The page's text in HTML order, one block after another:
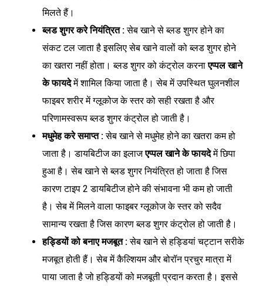
मिलते हैं।
ब्लड शुगर करे नियंत्रित :सेब खाने से ब्लड शुगर होने का
संकट टल जाता है इसलिए सेब खाने वालों को ब्लड शुगर होने
का खतरा नहीं होता। ब्लड शुगर को कंट्रोल करनाएप्पल खाने
के फायदेमें शामिल किया जाता है। सेब में उपस्थित घुलनशील
फाइबर शरीर में ग्लूकोज के स्तर को सही रखता है और
परिणामस्वरूप ब्लड शुगर कंट्रोल हो जाती है।
मधुमेह करे समाप्त :सेब खाने से मधुमेह होने का खतरा कम हो
जाता है। डायबिटीज का इलाजएप्पल खाने के फायदेमें छिपा
हुआ है। सेब खाने से ब्लड शुगर नियंत्रित हो जाता है जिस
कारण टाइप 2 डायबिटीज होने की संभावना भी कम हो जाती
है। सेब में मिलने वाला फाइबर ग्लूकोज के स्तर को सदैव
सामान्य रखता है जिस कारण ब्लड शुगर कंट्रोल हो जाती है।
हड्डियों को बनाए मजबूत :सेब खाने से हड्डियां चट्टान सरीके
मजबूत होती हैं। सेब में कैल्शियम और बोरॉन प्रचुर मात्रा में
पाया जाता है जो हड्डियों को मजबूती प्रदान करता है। इससे